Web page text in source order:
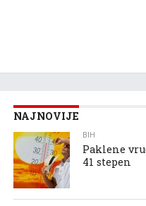
NAJNOVIJE
BIH
Paklene
41 stepen